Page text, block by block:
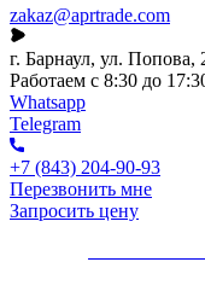
zakaz@aprtrade.com
г. Барнаул, ул. Попова,
Работаем с 8:30 до
Whatsapp
Telegram
+7 (843) 204-90-93
Перезвонить мне
Запросить цену